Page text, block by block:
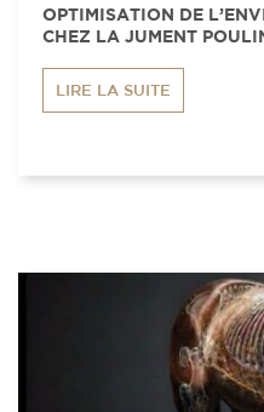
OPTIMISATION DE
CHEZ LA JUMENT
LIRE LA SUITE